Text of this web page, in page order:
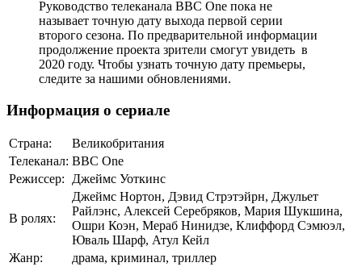
Руководство телеканала BBC One пока не
называет точную дату выхода первой серии
второго сезона. По предварительной информации
продолжение проекта зрители смогут увидеть в
2020 году. Чтобы узнать точную дату премьеры,
следите за нашими обновлениями.
Информация о сериале
Страна:
Великобритания
Телеканал: BBC One
Режиссер:
Джеймс Уоткинс
В ролях:
Джеймс Нортон, Дэвид Стрэтэйрн, Джульет
Райлэнс, Алексей Серебряков, Мария Шукшина,
Ошри Коэн, Мераб Нинидзе, Клиффорд Сэмюэл,
Юваль Шарф, Атул Кейл
Жанр:
драма, криминал, триллер